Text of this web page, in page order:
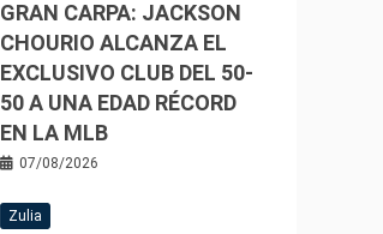
GRAN CARPA: JACKSON
CHOURIO ALCANZA EL
EXCLUSIVO CLUB DEL 50-
50 A UNA EDAD RÉCORD
EN LA MLB
07/08/2026
Zulia